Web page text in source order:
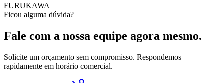
FURUKAWA
Ficou alguma dúvida?
Fale com a nossa equipe agora mesmo.
Solicite um orçamento sem compromisso. Respondemos
rapidamente em horário comercial.